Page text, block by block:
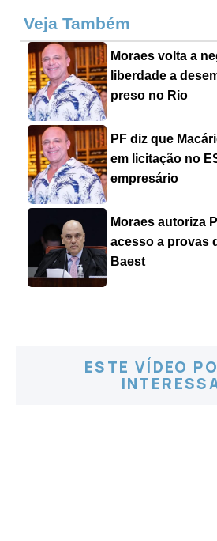
Veja Também
Moraes volta a
liberdade a
preso no Rio
PF diz que
em licitação no
empresário
Moraes autoriza
acesso a provas
Baest
ESTE VÍDEO